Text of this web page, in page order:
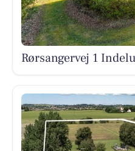
Rørsangervej 1